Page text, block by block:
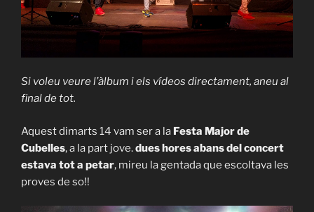
Si voleu veure l’àlbum i els vídeos directament, aneu al
final de tot.
Aquest dimarts 14 vam ser a la Festa Major de
Cubelles, a la part jove.dues hores abans del concert
estava tot a petar, mireu la gentada que escoltava les
proves de so!!